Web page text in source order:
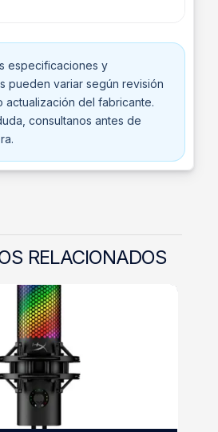
especificaciones y
pueden variar según revisión
actualización del fabricante.
consultanos antes de
RELACIONADOS